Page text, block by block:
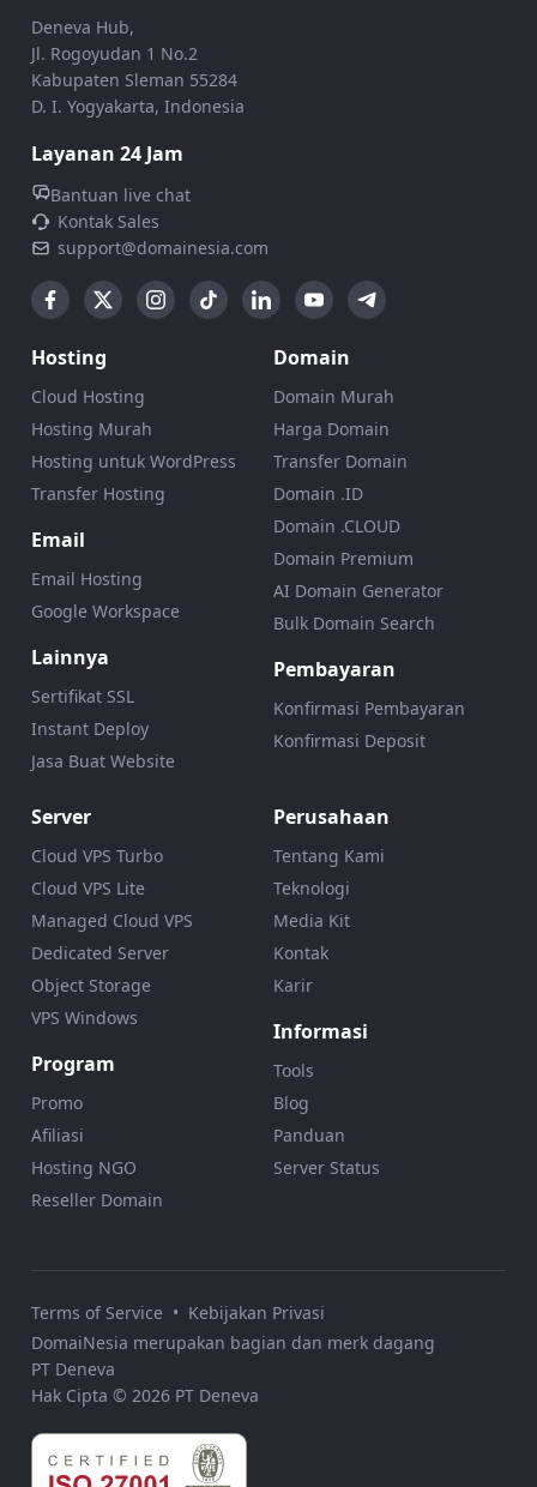
Deneva Hub,
Jl. Rogoyudan 1 No.2
Kabupaten Sleman 55284
D. I. Yogyakarta, Indonesia
Layanan 24 Jam
Bantuan live chat
Kontak Sales
support@domainesia.com
Hosting
Cloud Hosting
Hosting Murah
Hosting untuk WordPress
Transfer Hosting
Email
Email Hosting
Google Workspace
Lainnya
Sertifikat SSL
Instant Deploy
Jasa Buat Website
Domain
Domain Murah
Harga Domain
Transfer Domain
Domain .ID
Domain .CLOUD
Domain Premium
AI Domain Generator
Bulk Domain Search
Pembayaran
Konfirmasi Pembayaran
Konfirmasi Deposit
Server
Cloud VPS Turbo
Cloud VPS Lite
Managed Cloud VPS
Dedicated Server
Object Storage
VPS Windows
Program
Promo
Afiliasi
Hosting NGO
Reseller Domain
Perusahaan
Tentang Kami
Teknologi
Media Kit
Kontak
Karir
Informasi
Tools
Blog
Panduan
Server Status
Terms of Service • Kebijakan Privasi
DomaiNesia merupakan bagian dan merk dagang
PT Deneva
Hak Cipta © 2026 PT Deneva